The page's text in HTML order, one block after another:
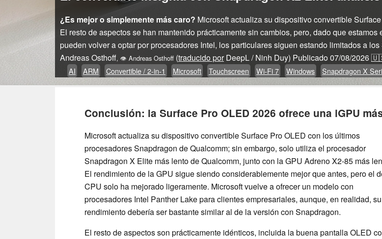
¿Es mejor o simplemente más caro? Microsoft actualiza su dispositivo convertible
El resto de aspectos se han mantenido prácticamente sin cambios, pero, dado que
pueden volver a optar por procesadores Intel, los particulares siguen estando limitados a los
Andreas Osthoff, 👁 Andreas Osthoff (traducido porDeepL / Ninh Duy) Publicado07/08/2026
AI ARM Convertible / 2-in-1 Microsoft Touchscreen Wi-Fi 7 Windows Snapdragon X
Conclusión: la Surface Pro OLED 2026 ofrece una iGPU
Microsoft actualiza su dispositivo convertible Surface Pro OLED con los últimos
procesadores Snapdragon de Qualcomm; sin embargo, solo utiliza el procesador
Snapdragon X Elite más lento de Qualcomm, junto con la GPU Adreno X2-85 más
El rendimiento de la GPU sigue siendo considerablemente mejor que antes, pero el
CPU solo ha mejorado ligeramente. Microsoft vuelve a ofrecer un modelo con
procesadores Intel Panther Lake para clientes empresariales, aunque, en realidad, su
rendimiento debería ser bastante similar al de la versión con Snapdragon.
El resto de aspectos son prácticamente idénticos, incluida la buena pantalla OLED